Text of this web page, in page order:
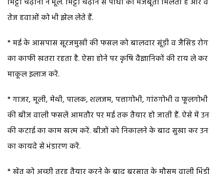
तेज हवाओं को भी झेल लेते हैं.
* मई के आसपास सूरजमुखी की फसल को बालदार सूंड़ी व जैसिड रोग
का काफी खतरा रहता है. ऐसा होने पर कृषि वैज्ञानिकों की राय ले कर
माकूल इलाज करें.
* गाजर, मूली, मेथी, पालक, शलजम, पत्तागोभी, गांठगोभी व फूलगोभी
की बीज वाली फसलें आमतौर पर मई तक तैयार हो जाती हैं. ऐसे में उन
की कटाई का काम खत्म करें. बीजों को निकालने के बाद सुखा कर उन
का कायदे से भंडारण करें.